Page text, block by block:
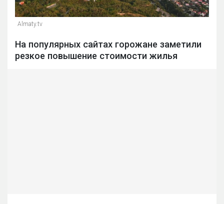
Almaty.tv
На популярных сайтах горожане заметили
резкое повышение стоимости жилья